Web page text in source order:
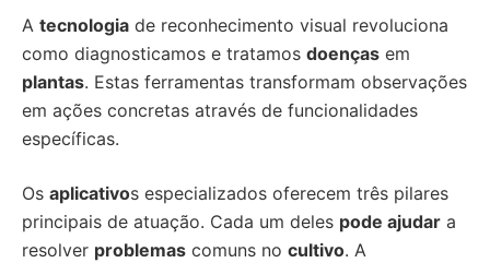
A tecnologia de reconhecimento visual revoluciona
como diagnosticamos e tratamos doenças em
plantas. Estas ferramentas transformam observações
em ações concretas através de funcionalidades
específicas.
Os aplicativos especializados oferecem três pilares
principais de atuação. Cada um deles pode ajudar a
resolver problemas comuns no cultivo. A